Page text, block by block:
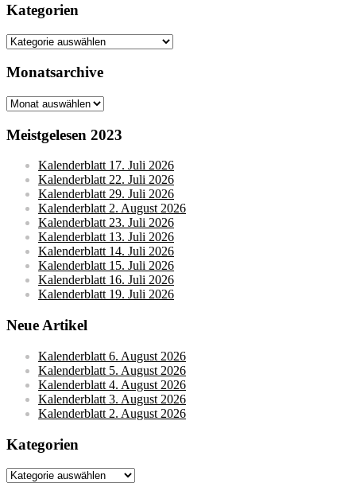
Kategorien
Kategorien
Monatsarchive
Monatsarchive
Meistgelesen 2023
Kalenderblatt 17. Juli 2026
Kalenderblatt 22. Juli 2026
Kalenderblatt 29. Juli 2026
Kalenderblatt 2. August 2026
Kalenderblatt 23. Juli 2026
Kalenderblatt 13. Juli 2026
Kalenderblatt 14. Juli 2026
Kalenderblatt 15. Juli 2026
Kalenderblatt 16. Juli 2026
Kalenderblatt 19. Juli 2026
Neue Artikel
Kalenderblatt 6. August 2026
Kalenderblatt 5. August 2026
Kalenderblatt 4. August 2026
Kalenderblatt 3. August 2026
Kalenderblatt 2. August 2026
Kategorien
Kategorien